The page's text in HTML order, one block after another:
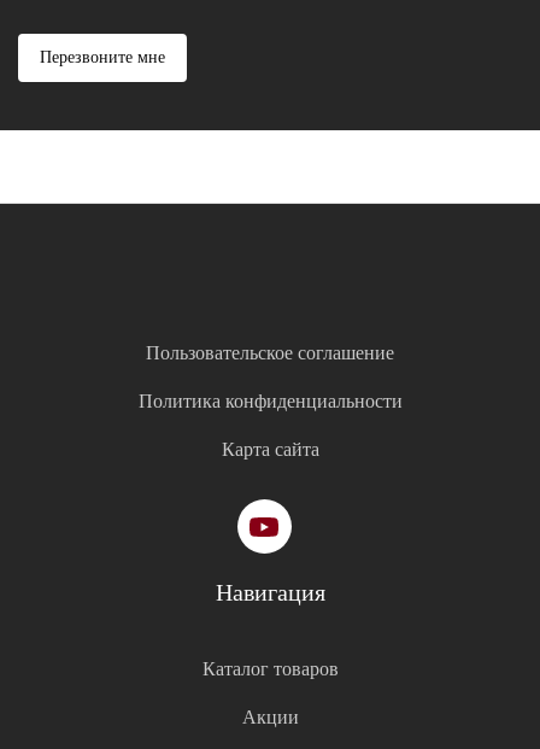
Перезвоните мне
Пользовательское соглашение
Политика конфиденциальности
Карта сайта
Навигация
Каталог товаров
Акции